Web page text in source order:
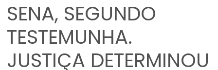
SENA, SEGUNDO
TESTEMUNHA.
JUSTIÇA DETERMINOU